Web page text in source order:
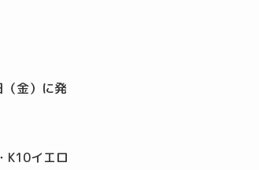
金）に発
K10イエロ